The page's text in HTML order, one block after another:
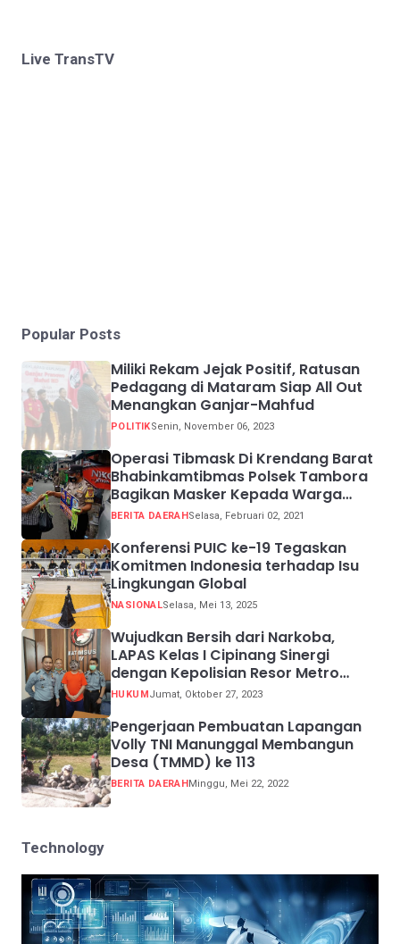
Live TransTV
Popular Posts
Miliki Rekam Jejak Positif, Ratusan
Pedagang di Mataram Siap All Out
Menangkan Ganjar-Mahfud
POLITIKSenin, November 06, 2023
Operasi Tibmask Di Krendang Barat
Bhabinkamtibmas Polsek Tambora
Bagikan Masker Kepada Warga
Pelanggar Prokes
BERITA DAERAHSelasa, Februari 02, 2021
Konferensi PUIC ke-19 Tegaskan
Komitmen Indonesia terhadap Isu
Lingkungan Global
NASIONALSelasa, Mei 13, 2025
Wujudkan Bersih dari Narkoba,
LAPAS Kelas I Cipinang Sinergi
dengan Kepolisian Resor Metro
Jakarta Barat
HUKUMJumat, Oktober 27, 2023
Pengerjaan Pembuatan Lapangan
Volly TNI Manunggal Membangun
Desa (TMMD) ke 113
BERITA DAERAHMinggu, Mei 22, 2022
Technology